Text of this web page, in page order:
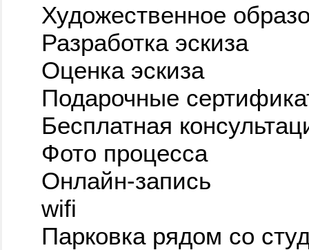
Художественное
Разработка эскиза
Оценка эскиза
Подарочные
Бесплатная
Фото процесса
Онлайн-запись
wifi
Парковка рядом со